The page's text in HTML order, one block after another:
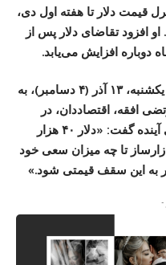
قیمت دلار تا هفته اول دی،
افزود تقاضای دلار پس از
دوباره افزایش می‌یابد.
در حالیکه دلار در بازار ارز تهران روز یکشنبه، ۱۳ آذر (۴ دسامبر)، به
مرتضی افقه، اقتصاددان، در
مورد پیش‌بینی قیمت دلار در روز‌های آینده گفت: «دلار ۴۰ هزار
تا چه میزان سعی خود
به این سقف قیمتی شود.»
-